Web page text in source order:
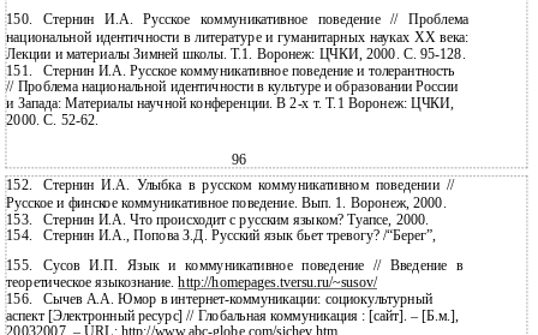
150. Стернин И.А. Русское коммуникативное поведение // Проблема
национальной идентичности в литературе и гуманитарных науках ХХ века:
Лекции и материалы Зимней школы. Т.1. Воронеж: ЦЧКИ, 2000. С. 95-128.
151.
Стернин И.А. Русское коммуникативное поведение и толерантность
// Проблема национальной идентичности в культуре и образовании России
и Запада: Материалы научной конференции. В2-х т. Т.1 Воронеж: ЦЧКИ,
2000. С. 52-62.
96
152.
Стернин И.А. Улыбка в русском коммуникативном поведении //
Русское и финское коммуникативное поведение. Вып. 1. Воронеж, 2000.
153. Стернин И.А. Что происходит с русским языком? Туапсе, 2000.
154. Стернин И.А., Попова З.Д. Русский язык бьет тревогу? /“Берег”,
155. Сусов И.П. Язык и коммуникативное поведение // Введение в
теоретическое языкознание.http://homepages.tversu.ru/~susov/
156. Сычев А.А. Юмор винтернет-коммуникации: социокультурный
аспект [Электронный ресурс] // Глобальная коммуникация : [сайт]. – [Б.м.],